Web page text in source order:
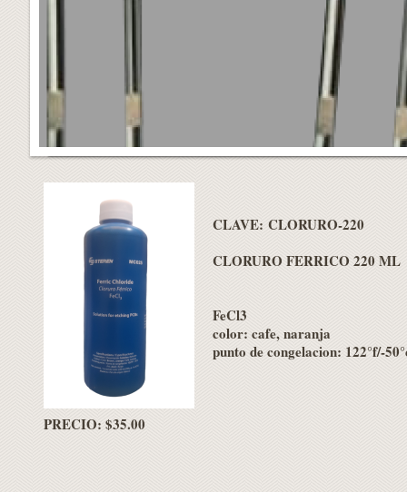
CLAVE: CLORURO-220
CLORURO FERRICO 220 ML
FeCl3
color: cafe, naranja
punto de congelacion: 122°f/-
PRECIO: $35.00